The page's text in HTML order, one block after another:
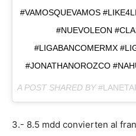
#VAMOSQUEVAMOS
#NUEVOLEON
#LIGABANCOMERMX
#JONATHANOROZCO
A POST SHARED BY
3.- 8.5 mdd convierten al